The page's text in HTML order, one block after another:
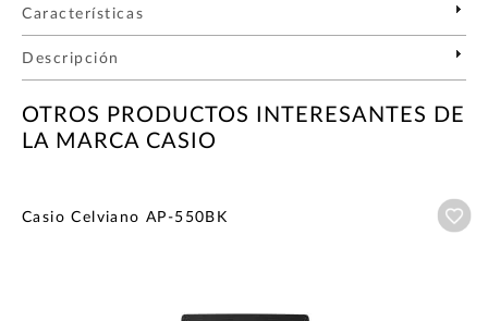
Características
Descripción
OTROS PRODUCTOS INTERESANTES DE
LA MARCA CASIO
Casio Celviano AP-550BK